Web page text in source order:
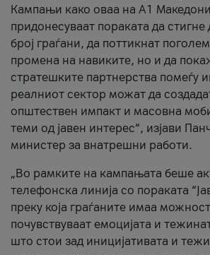
Кампањи како оваа на A1
придонесуваат пораката да
број граѓани, да поттикнат
промена на навиките, но и да
стратешките партнерства помеѓу
реалниот сектор можат да
општествен импакт и масовна
теми од јавен интерес“, изјави
министер за внатрешни работи.
„Во рамките на кампањата беше
телефонска линија со пораката
преку која граѓаните имаа
почувствуваат емоцијата и
што стои зад иницијативата и